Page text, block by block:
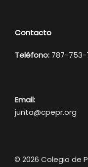
Contacto
Teléfono: 787-753-
Email:
junta@cpepr.org
© 2026 Colegio de